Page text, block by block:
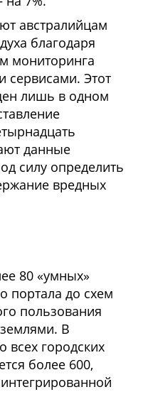
австралийцам
благодаря
мониторинга
Этот
лишь в одном
данные
силу определить
вредных
80 «умных»
портала до схем
пользования
В
всех городских
более 600,